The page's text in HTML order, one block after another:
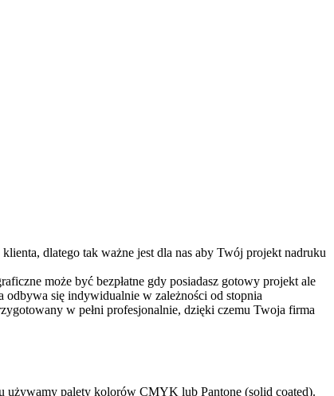
dlatego tak ważne jest dla nas aby Twój projekt nadruku
może być bezpłatne gdy posiadasz gotowy projekt ale
odbywa się indywidualnie w zależności od stopnia
w pełni profesjonalnie, dzięki czemu Twoja firma
używamy palety kolorów CMYK lub Pantone (solid coated).